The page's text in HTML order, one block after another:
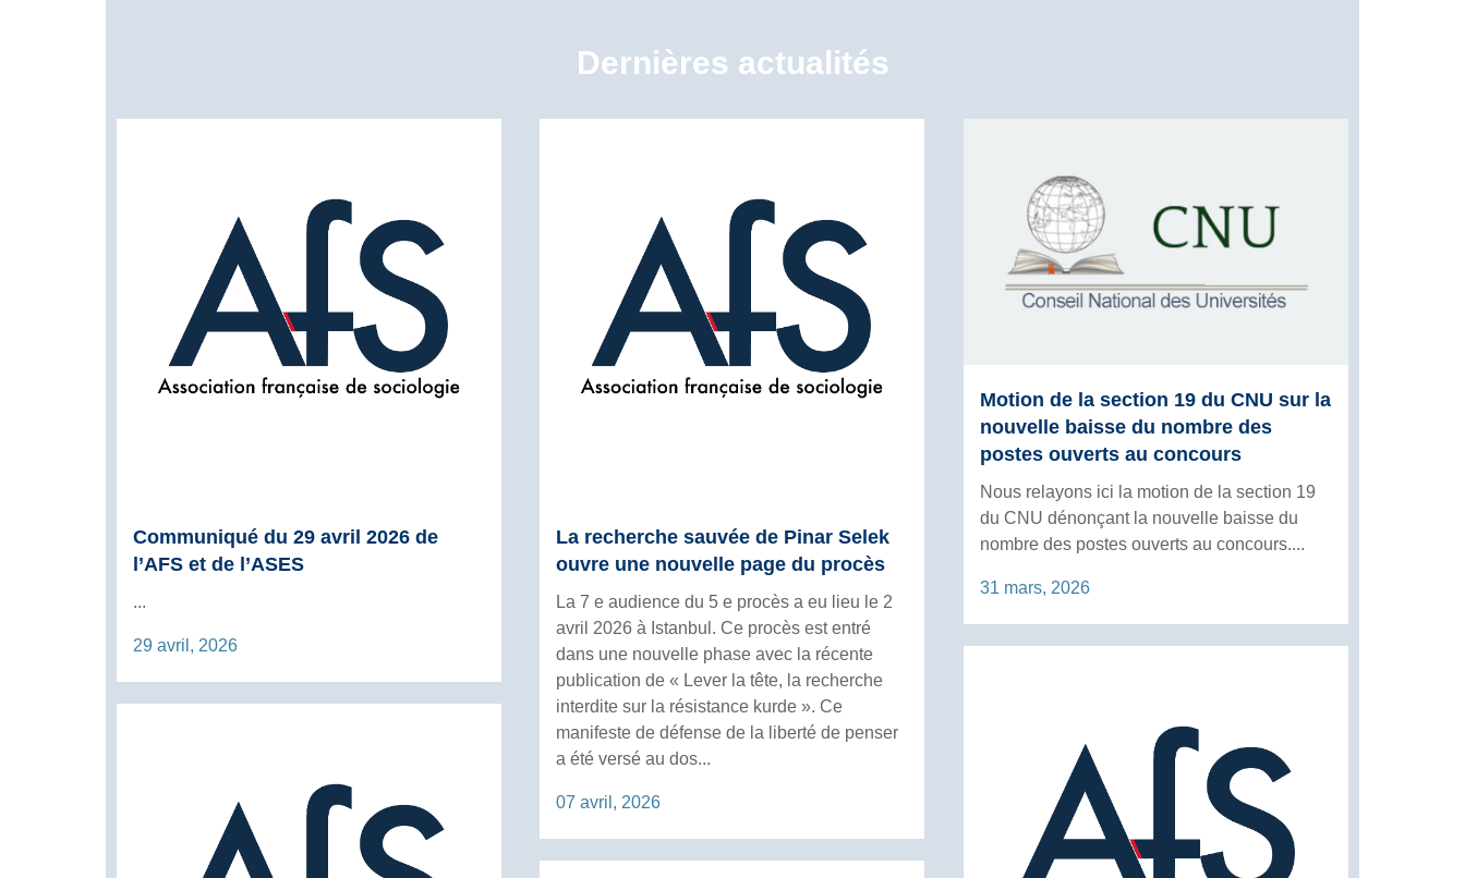
Dernières actualités
Communiqué du 29 avril 2026 de
l’AFS et de l’ASES
...
29 avril, 2026
La recherche sauvée de Pinar Selek
ouvre une nouvelle page du procès
La 7 e audience du 5 e procès a eu lieu le 2
avril 2026 à Istanbul. Ce procès est entré
dans une nouvelle phase avec la récente
publication de « Lever la tête, la recherche
interdite sur la résistance kurde ». Ce
manifeste de défense de la liberté de penser
a été versé au dos...
07 avril, 2026
Motion de la section 19 du CNU sur la
nouvelle baisse du nombre des
postes ouverts au concours
Nous relayons ici la motion de la section 19
du CNU dénonçant la nouvelle baisse du
nombre des postes ouverts au concours....
31 mars, 2026